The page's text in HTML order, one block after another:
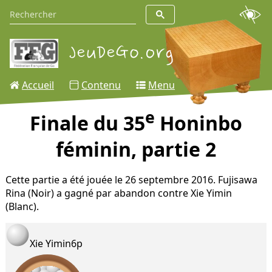
Accueil Contenu Menu
Finale du 35e Honinbo
féminin, partie 2
Cette partie a été jouée le 26 septembre 2016. Fujisawa
Rina (Noir) a gagné par abandon contre Xie Yimin
(Blanc).
Xie Yimin6p